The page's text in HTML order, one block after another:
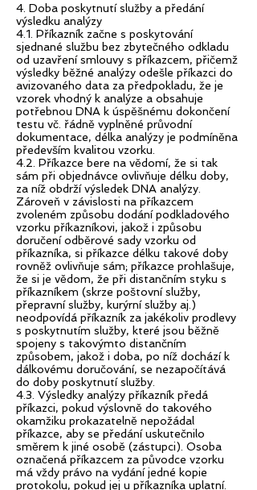
4. Doba poskytnutí služby a předání
výsledku analýzy
4.1. Příkazník začne s poskytování
sjednané službu bez zbytečného odkladu
od uzavření smlouvy s příkazcem, přičemž
výsledky běžné analýzy odešle příkazci do
avizovaného data za předpokladu, že je
vzorek vhodný k analýze a obsahuje
potřebnou DNA k úspěšnému dokončení
testu vč. řádně vyplněné průvodní
dokumentace, délka analýzy je podmíněna
především kvalitou vzorku.
4.2. Příkazce bere na vědomí, že si tak
sám při objednávce ovlivňuje délku doby,
za níž obdrží výsledek DNA analýzy.
Zároveň v závislosti na příkazcem
zvoleném způsobu dodání podkladového
vzorku příkazníkovi, jakož i způsobu
doručení odběrové sady vzorku od
příkazníka, si příkazce délku takové doby
rovněž ovlivňuje sám; příkazce prohlašuje,
že si je vědom, že při distančním styku s
příkazníkem (skrze poštovní služby,
přepravní služby, kurýrní služby aj.)
neodpovídá příkazník za jakékoliv prodlevy
s poskytnutím služby, které jsou běžně
spojeny s takovýmto distančním
způsobem, jakož i doba, po níž dochází k
dálkovému doručování, se nezapočítává
do doby poskytnutí služby.
4.3. Výsledky analýzy příkazník předá
příkazci, pokud výslovně do takového
okamžiku prokazatelně nepožádal
příkazce, aby se předání uskutečnilo
směrem k jiné osobě (zástupci). Osoba
označená příkazcem za původce vzorku
má vždy právo na vydání jedné kopie
protokolu, pokud jej u příkazníka uplatní.